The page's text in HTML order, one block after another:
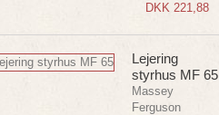
DKK 221,88
Lejering
styrhus MF 65
Massey
Ferguson